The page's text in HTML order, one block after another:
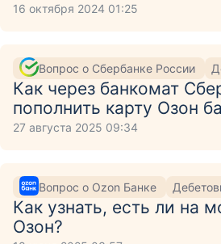
16 октября 2024 01:25
Вопрос о Сбербанке России
Как через банкомат
пополнить карту Озон
27 августа 2025 09:34
Вопрос о Ozon Банке
Как узнать, есть ли на
Озон?